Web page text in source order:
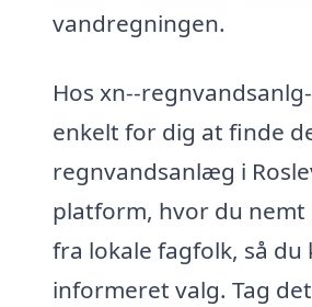
vandregningen.
Hos xn--
enkelt for dig at finde
regnvandsanlæg i
platform, hvor du
fra lokale fagfolk, så
informeret valg. Tag